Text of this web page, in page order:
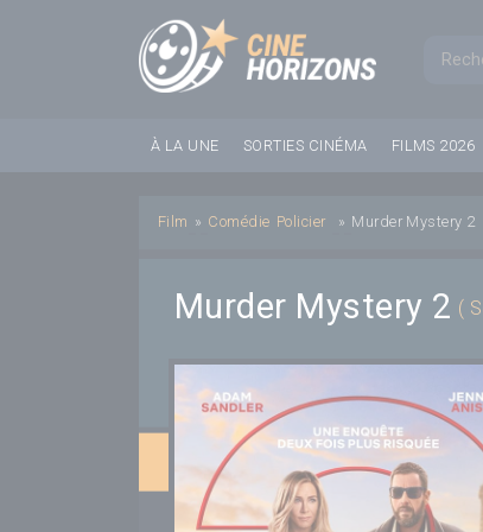
À LA UNE SORTIES CINÉMA FILMS 2026
Film » Comédie Policier » Murder Mystery 2
Murder Mystery 2 (
Panneau de gestion des cookies